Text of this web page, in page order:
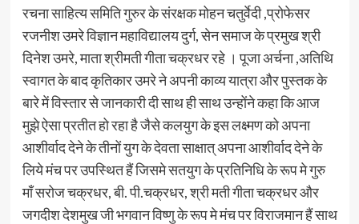
रचना साहित्य समिति गुरुर के संरक्षक मोहन चतुर्वेदी ,प्रोफेसर
रजनीश उमरे विज्ञान महाविद्यालय दुर्ग, सेन समाज के प्रमुख श्री
दिनेश उमरे, माता श्रीमती गीता चक्रधर रहे । पूजा अर्चना ,अतिथि
स्वागत के बाद कृतिकार उमरे ने अपनी काव्य यात्रा और पुस्तक के
बारे में विस्तार से जानकारी दी साथ ही साथ उन्होंने कहा कि आज
मुझे ऐसा प्रतीत हो रहा है जैसे कलयुग के इस लक्ष्मण को अपना
आशीर्वाद देने के तीनों युग के देवता साक्षात् अपना आशीर्वाद देने के
लिये मंच पर उपस्थित हैं जिसमे सतयुग के प्रतिनिधि के रूप मे गुरु
माँ सरोज चक्रधर, बी. पी.चक्रधर, श्री मती गीता चक्रधर और
जगदीश देशमुख जी भगवान विष्णु के रूप मे मंच पर विराजमान हैं साथ